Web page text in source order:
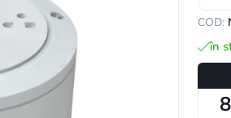
COD:
în